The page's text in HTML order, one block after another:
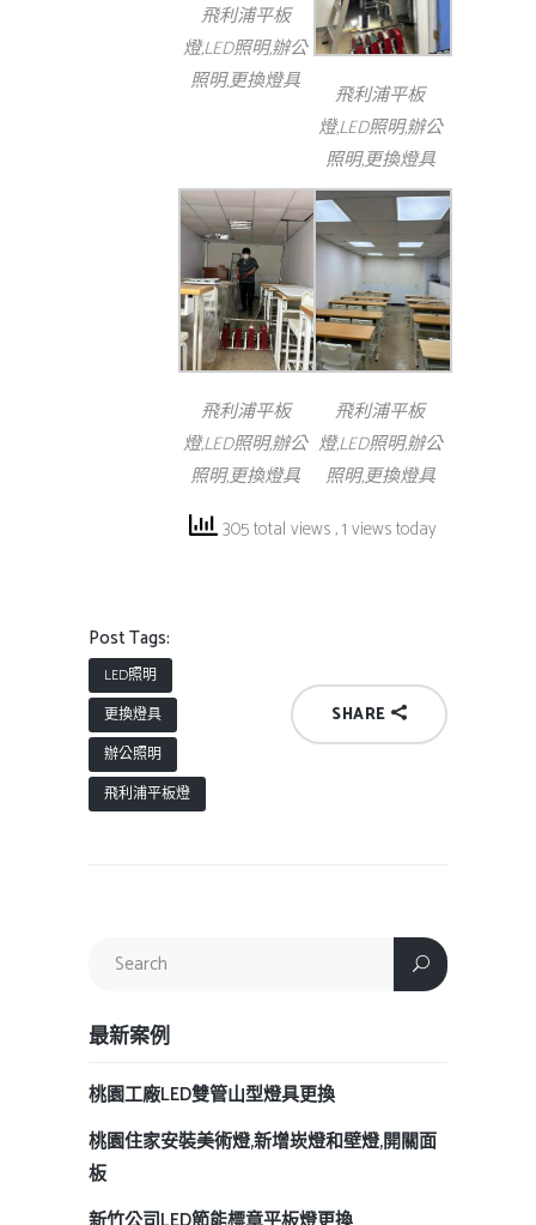
飛利浦平板
燈,LED照明,辦公
照明,更換燈具
飛利浦平板
燈,LED照明,辦公
照明,更換燈具
飛利浦平板
燈,LED照明,辦公
照明,更換燈具
飛利浦平板
燈,LED照明,辦公
照明,更換燈具
305 total views, 1 views today
Post Tags:
LED照明
更換燈具
辦公照明
飛利浦平板燈
SHARE
最新案例
桃園工廠LED雙管山型燈具更換
桃園住家安裝美術燈,新增崁燈和壁燈,開關面
板